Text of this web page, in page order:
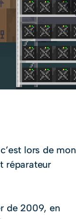
lors de mon
réparateur
de 2009, en